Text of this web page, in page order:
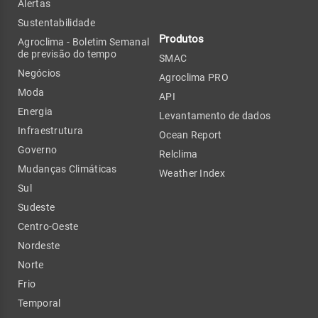
Alertas
Sustentabilidade
Agroclima - Boletim Semanal
de previsão do tempo
Negócios
Moda
Energia
Infraestrutura
Governo
Mudanças Climáticas
Sul
Sudeste
Centro-Oeste
Nordeste
Norte
Frio
Temporal
Produtos
SMAC
Agroclima PRO
API
Levantamento de dados
Ocean Report
Relclima
Weather Index